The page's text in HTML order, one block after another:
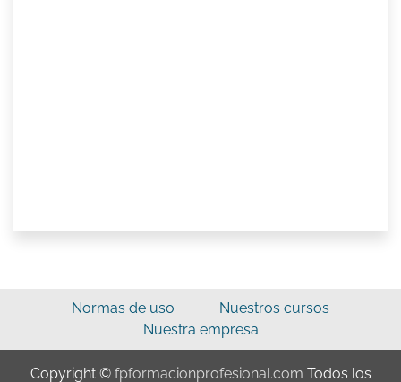
Normas de uso
Nuestros cursos
Nuestra empresa
Copyright © fpformacionprofesional.com Todos los